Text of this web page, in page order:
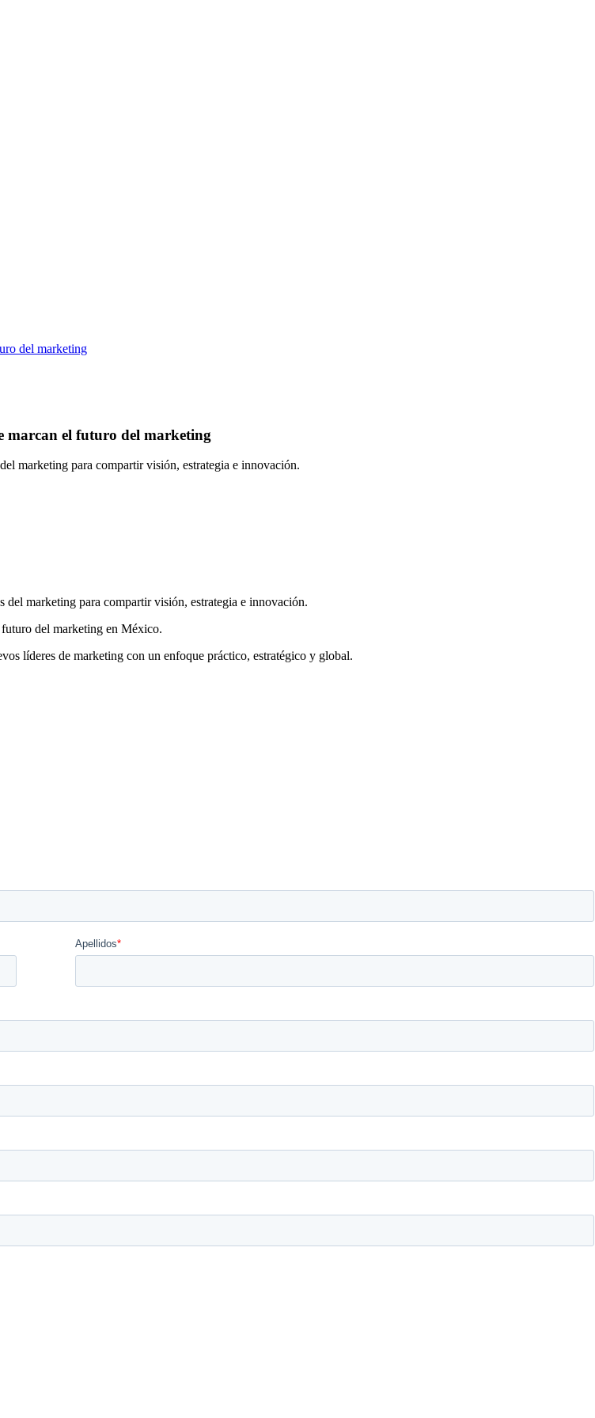
del marketing
marcan el futuro del marketing
marketing para compartir visión, estrategia e innovación.
marketing para compartir visión, estrategia e innovación.
futuro del marketing en México.
líderes de marketing con un enfoque práctico, estratégico y global.